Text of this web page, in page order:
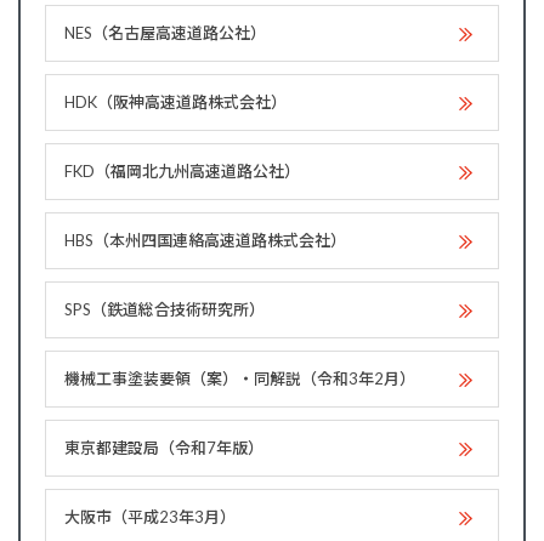
NES（名古屋高速道路公社）
HDK（阪神高速道路株式会社）
FKD（福岡北九州高速道路公社）
HBS（本州四国連絡高速道路株式会社）
SPS（鉄道総合技術研究所）
機械工事塗装要領（案）・同解説（令和3年2月）
東京都建設局（令和7年版）
大阪市（平成23年3月）